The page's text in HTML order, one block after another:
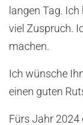
langen Tag.
viel Zuspruch.
machen.
Ich wünsche
einen guten
Fürs Jahr 2024